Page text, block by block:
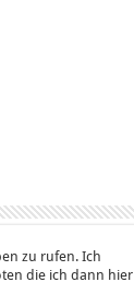
zu rufen. Ich
die ich dann hier